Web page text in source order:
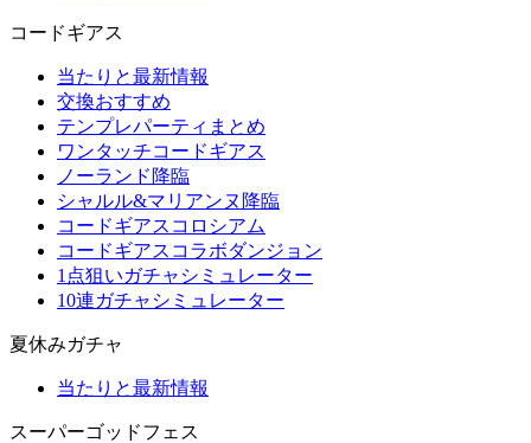
コードギアス
当たりと最新情報
交換おすすめ
テンプレパーティまとめ
ワンタッチコードギアス
ノーランド降臨
シャルル&マリアンヌ降臨
コードギアスコロシアム
コードギアスコラボダンジョン
1点狙いガチャシミュレーター
10連ガチャシミュレーター
夏休みガチャ
当たりと最新情報
スーパーゴッドフェス